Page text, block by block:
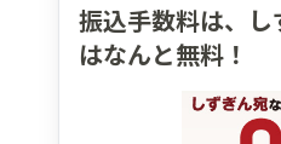
振込手数料は、
はなんと無料！